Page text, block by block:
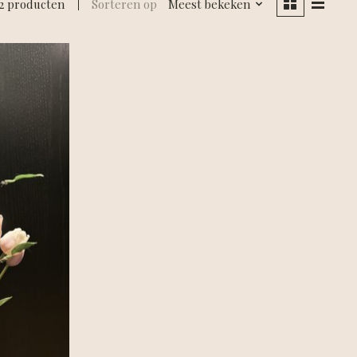
producten Sorteren op Meest bekeken